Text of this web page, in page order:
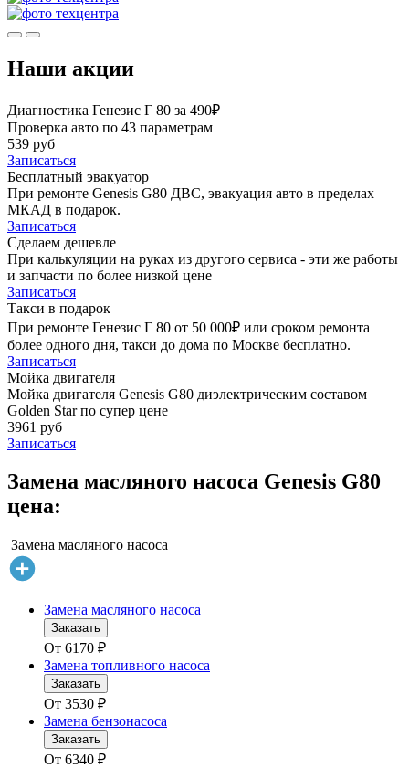
Наши акции
Диагностика Генезис Г 80 за 490₽
Проверка авто по 43 параметрам
539 руб
Записаться
Бесплатный эвакуатор
При ремонте Genesis G80 ДВС, эвакуация авто в пределах
МКАД в подарок.
Записаться
Сделаем дешевле
При калькуляции на руках из другого сервиса - эти же работы
и запчасти по более низкой цене
Записаться
Такси в подарок
При ремонте Генезис Г 80 от 50 000₽ или сроком ремонта
более одного дня, такси до дома по Москве бесплатно.
Записаться
Мойка двигателя
Мойка двигателя Genesis G80 диэлектрическим составом
Golden Star по супер цене
3961 руб
Записаться
Замена масляного насоса Genesis G80
цена:
Замена масляного насоса
Замена масляного насоса
Заказать
От 6170 ₽
Замена топливного насоса
Заказать
От 3530 ₽
Замена бензонасоса
Заказать
От 6340 ₽